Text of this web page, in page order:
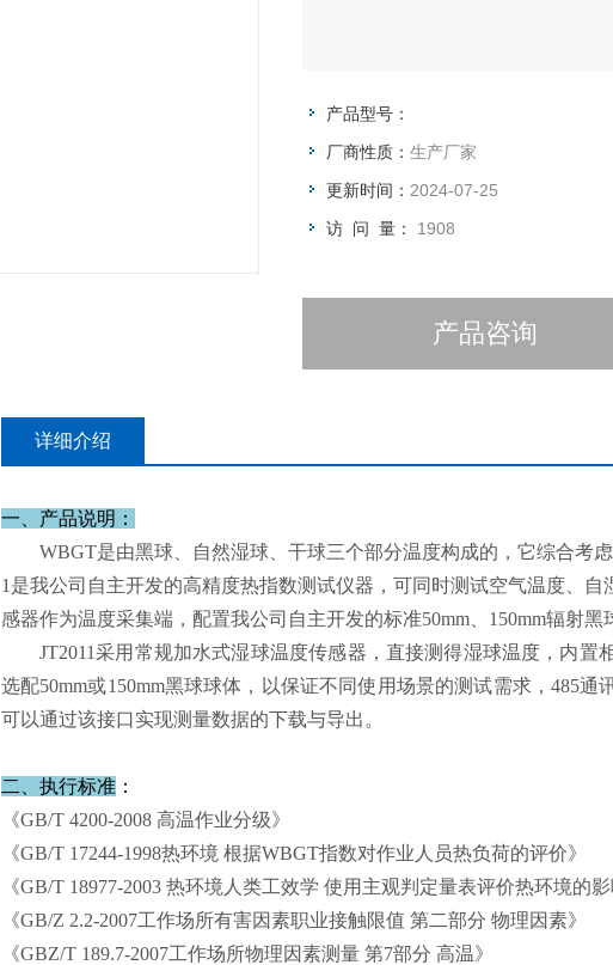
产品型号：
厂商性质： 生产厂家
更新时间： 2024-07-25
访 问 量： 1908
产品咨询
详细介绍
一、产品说明：
WBGT是由黑球、自然湿球、干球三个部分温度构成的，它综合考
1是我公司自主开发的高精度热指数测试仪器，可同时测试空气温度、
感器作为温度采集端，配置我公司自主开发的标准50mm、150mm辐射
JT2011采用常规加水式湿球温度传感器，直接测得湿球温度，内
选配50mm或150mm黑球球体，以保证不同使用场景的测试需求，485
可以通过该接口实现测量数据的下载与导出。
二、执行标准 ：
《GB/T 4200-2008 高温作业分级》
《GB/T 17244-1998热环境 根据WBGT指数对作业人员热负荷的评价》
《GB/T 18977-2003 热环境人类工效学 使用主观判定量表评价热环境的
《GB/Z 2.2-2007工作场所有害因素职业接触限值 第二部分 物理因素》
《GBZ/T 189.7-2007工作场所物理因素测量 第7部分 高温》